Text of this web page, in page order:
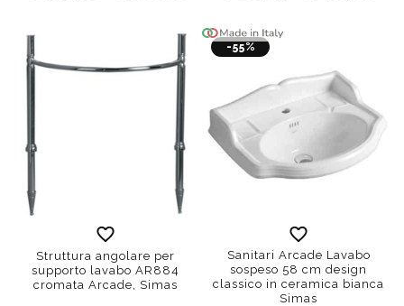
Struttura angolare per
supporto lavabo AR884
cromata Arcade, Simas
-55%
Sanitari Arcade Lavabo
sospeso 58 cm design
classico in ceramica bianca
Simas